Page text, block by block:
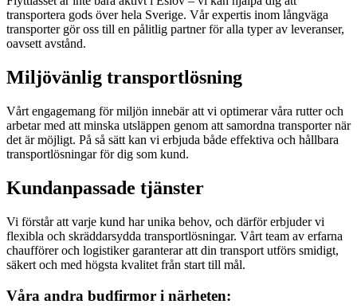
transportera gods över hela Sverige. Vår expertis inom långväga
transporter gör oss till en pålitlig partner för alla typer av leveranser,
oavsett avstånd.
Miljövänlig transportlösning
Vårt engagemang för miljön innebär att vi optimerar våra rutter och
arbetar med att minska utsläppen genom att samordna transporter när
det är möjligt. På så sätt kan vi erbjuda både effektiva och hållbara
transportlösningar för dig som kund.
Kundanpassade tjänster
Vi förstår att varje kund har unika behov, och därför erbjuder vi
flexibla och skräddarsydda transportlösningar. Vårt team av erfarna
chaufförer och logistiker garanterar att din transport utförs smidigt,
säkert och med högsta kvalitet från start till mål.
Våra andra budfirmor i närheten: